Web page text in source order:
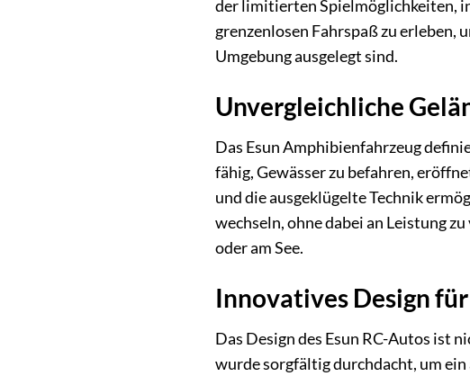
der limitierten Spielmöglichkeiten,
grenzenlosen Fahrspaß zu
Umgebung ausgelegt sind.
Unvergleichliche
Das Esun Amphibienfahrzeug
fähig, Gewässer zu befahren,
und die ausgeklügelte Technik
wechseln, ohne dabei an Leistung
oder am See.
Innovatives Design
Das Design des Esun RC-Autos ist
wurde sorgfältig durchdacht, um